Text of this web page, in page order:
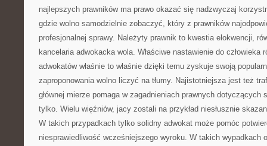
najlepszych prawników ma prawo okazać się nadzwyczaj
gdzie wolno samodzielnie zobaczyć, który z prawników
profesjonalnej sprawy. Należyty prawnik to kwestia elokwencji,
kancelaria adwokacka wola. Właściwe nastawienie do człowieka
adwokatów właśnie to właśnie dzięki temu zyskuje swoją
zaproponowania wolno liczyć na tłumy. Najistotniejsza jest też
głównej mierze pomaga w zagadnieniach prawnych dotyczących
tylko. Wielu więźniów, jacy zostali na przykład niesłusznie
W takich przypadkach tylko solidny adwokat może pomóc
niesprawiedliwość wcześniejszego wyroku. W takich wypadkach